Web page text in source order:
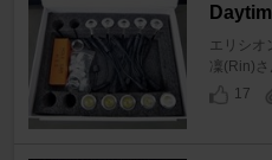
エリシオ
凜(Rin)さ
17